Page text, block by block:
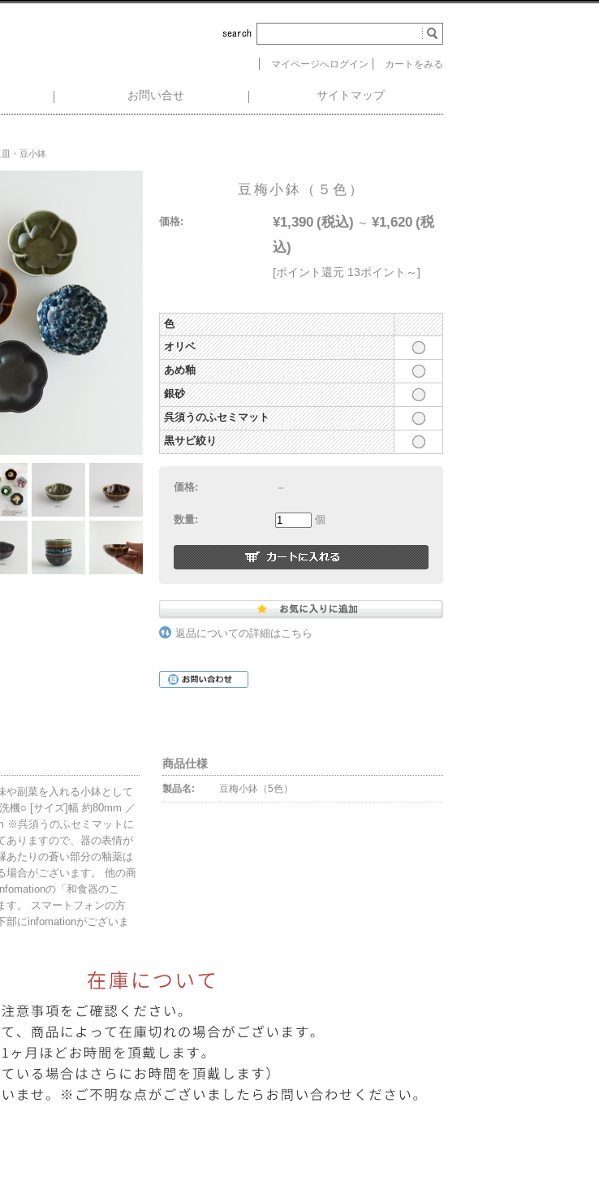
マイページへログイン カートをみる
お問い合せ サイトマップ
皿・豆小鉢
豆梅小鉢（５色）
価格: ¥1,390 (税込) ～ ¥1,620 (税
込)
[ポイント還元 13ポイント～]
色
オリベ
あめ釉
銀砂
呉須うのふセミマット
黒サビ絞り
価格: －
数量: 個
返品についての詳細はこちら
や副菜を入れる小鉢として
機○ [サイズ]幅 約80mm ／
※呉須うのふセミマットに
ありますので、器の表情が
あたりの蒼い部分の釉薬は
場合がございます。 他の商
の「和食器のこ
す。 スマートフォンの方
部にinfomationがございま
商品仕様
製品名: 豆梅小鉢（5色）